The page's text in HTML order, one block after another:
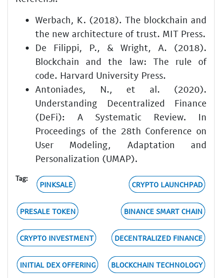
Werbach, K. (2018). The blockchain and
the new architecture of trust. MIT Press.
De Filippi, P., & Wright, A. (2018).
Blockchain and the law: The rule of
code. Harvard University Press.
Antoniades, N., et al. (2020).
Understanding Decentralized Finance
(DeFi): A Systematic Review. In
Proceedings of the 28th Conference on
User Modeling, Adaptation and
Personalization (UMAP).
Tag:
PINKSALE CRYPTO LAUNCHPAD
PRESALE TOKEN BINANCE SMART CHAIN
CRYPTO INVESTMENT DECENTRALIZED FINANCE
INITIAL DEX OFFERING BLOCKCHAIN TECHNOLOGY